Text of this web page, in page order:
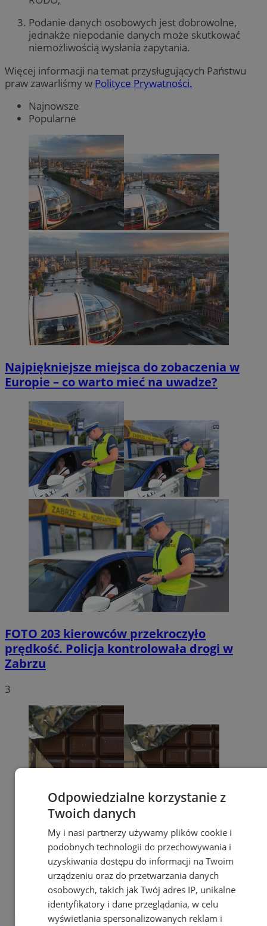
Podanie danych osobowych jest dobrowolne,
jednakże niepodanie danych może skutkować
niemożliwością wysłania zapytania.
Więcej informacji na temat przysługujących Państwu
praw zawarliśmy w Polityce Prywatności.
Najnowsze
Popularne
Najpiękniejsze miejsca do zobaczenia w
Europie – co warto mieć na uwadze?
FOTO 203 kierowców przekroczyło
prędkość. Policja kontrolowała drogi w
Zabrzu
3
Odpowiedzialne korzystanie z
Twoich danych
My i nasi partnerzy używamy plików cookie i
podobnych technologii do przechowywania i
uzyskiwania dostępu do informacji na Twoim
urządzeniu oraz do przetwarzania danych
osobowych, takich jak Twój adres IP, unikalne
identyfikatory i dane przeglądania, w celu
wyświetlania spersonalizowanych reklam i